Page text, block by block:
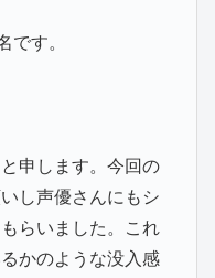
です。
申します。今回の
し声優さんにもシ
らいました。これ
かのような没入感